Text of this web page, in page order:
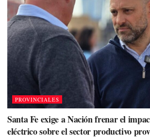
PROVINCIALES
Santa Fe exige a Nación frenar el
eléctrico sobre el sector productivo